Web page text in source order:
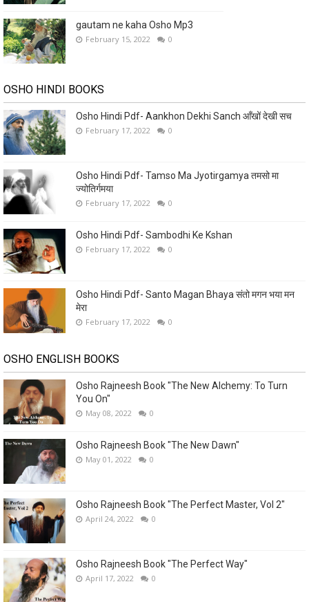
gautam ne kaha Osho Mp3
February 15, 2022 0
OSHO HINDI BOOKS
Osho Hindi Pdf- Aankhon Dekhi Sanch आँखों देखी सच
February 17, 2022 0
Osho Hindi Pdf- Tamso Ma Jyotirgamya तमसो मा
ज्योतिर्गमया
February 17, 2022 0
Osho Hindi Pdf- Sambodhi Ke Kshan
February 17, 2022 0
Osho Hindi Pdf- Santo Magan Bhaya संतो मगन भया मन
मेरा
February 17, 2022 0
OSHO ENGLISH BOOKS
Osho Rajneesh Book "The New Alchemy: To Turn
You On"
May 08, 2022 0
Osho Rajneesh Book "The New Dawn"
May 01, 2022 0
Osho Rajneesh Book "The Perfect Master, Vol 2"
April 24, 2022 0
Osho Rajneesh Book "The Perfect Way"
April 17, 2022 0